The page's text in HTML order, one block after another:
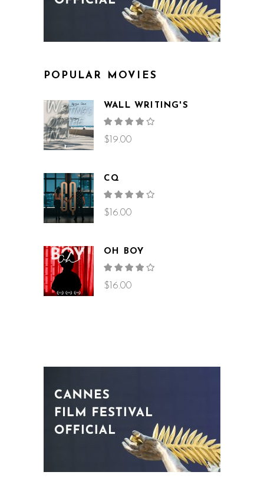
POPULAR MOVIES
WALL WRITING'S
4.00
of 5
$ 19.00
CQ
4.00
of 5
$ 16.00
OH BOY
4.00
of 5
$ 16.00